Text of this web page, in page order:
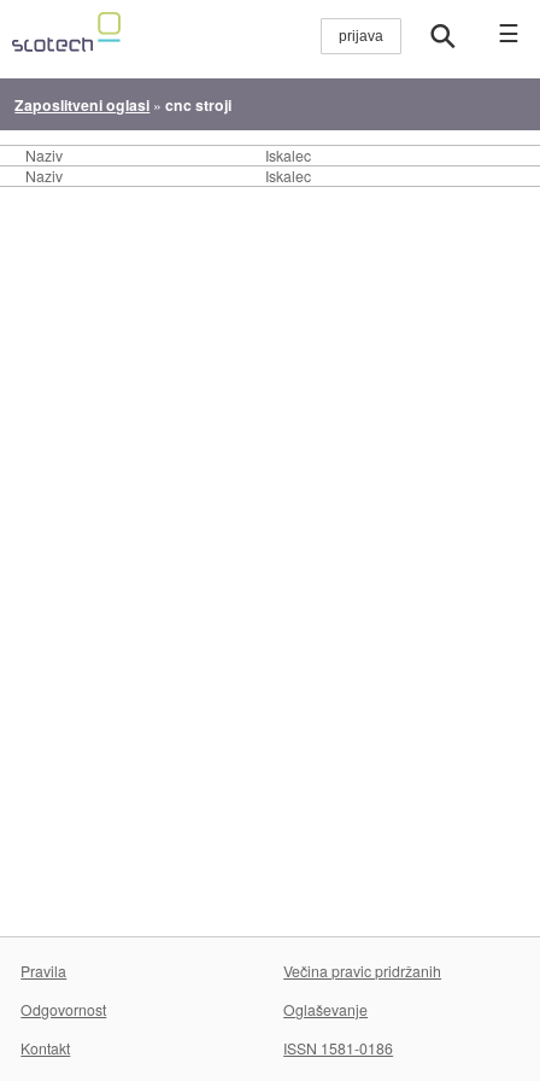
☰
Zaposlitveni oglasi »cnc stroji
Naziv
Iskalec
Naziv
Iskalec
Pravila
Večina pravic pridržanih
Odgovornost
Oglaševanje
Kontakt
ISSN 1581-0186